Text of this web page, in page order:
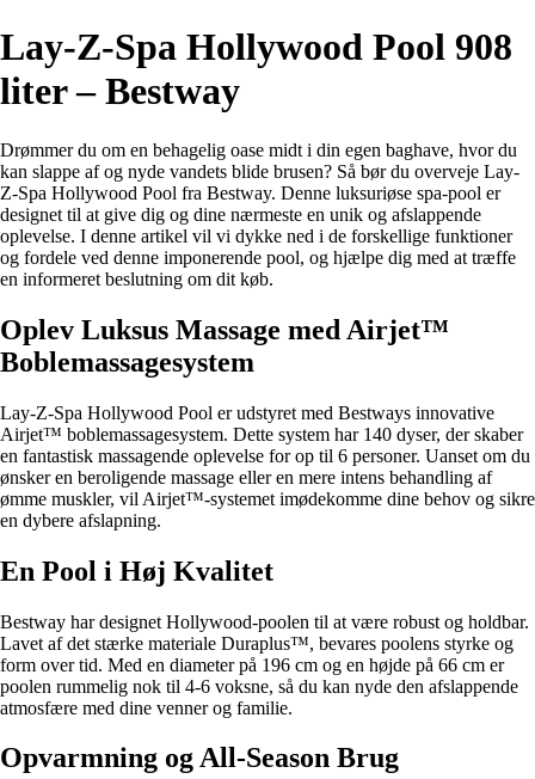
Lay-Z-Spa Hollywood Pool 908
liter – Bestway
Drømmer du om en behagelig oase midt i din egen baghave, hvor du
kan slappe af og nyde vandets blide brusen? Så bør du overveje Lay-
Z-Spa Hollywood Pool fra Bestway. Denne luksuriøse spa-pool er
designet til at give dig og dine nærmeste en unik og afslappende
oplevelse. I denne artikel vil vi dykke ned i de forskellige funktioner
og fordele ved denne imponerende pool, og hjælpe dig med at træffe
en informeret beslutning om dit køb.
Oplev Luksus Massage med Airjet™
Boblemassagesystem
Lay-Z-Spa Hollywood Pool er udstyret med Bestways innovative
Airjet™ boblemassagesystem. Dette system har 140 dyser, der skaber
en fantastisk massagende oplevelse for op til 6 personer. Uanset om du
ønsker en beroligende massage eller en mere intens behandling af
ømme muskler, vil Airjet™-systemet imødekomme dine behov og sikre
en dybere afslapning.
En Pool i Høj Kvalitet
Bestway har designet Hollywood-poolen til at være robust og holdbar.
Lavet af det stærke materiale Duraplus™, bevares poolens styrke og
form over tid. Med en diameter på 196 cm og en højde på 66 cm er
poolen rummelig nok til 4-6 voksne, så du kan nyde den afslappende
atmosfære med dine venner og familie.
Opvarmning og All-Season Brug